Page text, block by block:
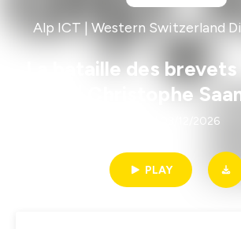
Alp ICT | Western Switzerland
La bataille des brevets
l'IA | Christophe
1h01 | 03/12/2026
PLAY